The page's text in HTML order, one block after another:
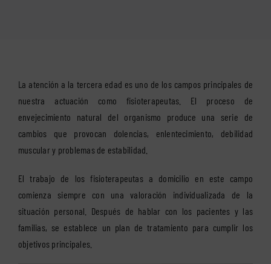
La atención a la tercera edad es uno de los campos principales de
nuestra actuación como fisioterapeutas. El proceso de
envejecimiento natural del organismo produce una serie de
cambios que provocan dolencias, enlentecimiento, debilidad
muscular y problemas de estabilidad.
El trabajo de los fisioterapeutas a domicilio en este campo
comienza siempre con una valoración individualizada de la
situación personal. Después de hablar con los pacientes y las
familias, se establece un plan de tratamiento para cumplir los
objetivos principales.